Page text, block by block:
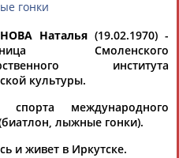
Расширенный поиск
Мария
АБАКУМОВА
Юлия
АБАЛАКИНА
Лыжные гонки
Наталья (19.02.1970) -
Смоленского
института
культуры.
спорта международного
лыжные гонки).
и живет в Иркутске.